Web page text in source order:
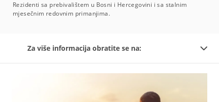
Rezidenti sa prebivalištem u Bosni i Hercegovini i sa stalnim
mjesečnim redovnim primanjima.
Za više informacija obratite se na: